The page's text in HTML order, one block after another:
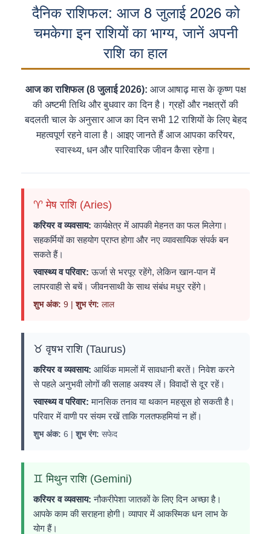
दैनिक राशिफल: आज 8 जुलाई 2026 को
चमकेगा इन राशियों का भाग्य, जानें अपनी
राशि का हाल
आज का राशिफल (8 जुलाई 2026): आज आषाढ़ मास के कृष्ण पक्ष
की अष्टमी तिथि और बुधवार का दिन है। ग्रहों और नक्षत्रों की
बदलती चाल के अनुसार आज का दिन सभी 12 राशियों के लिए बेहद
महत्वपूर्ण रहने वाला है। आइए जानते हैं आज आपका करियर,
स्वास्थ्य, धन और पारिवारिक जीवन कैसा रहेगा।
♈ मेष राशि (Aries)
करियर व व्यवसाय: कार्यक्षेत्र में आपकी मेहनत का फल मिलेगा।
सहकर्मियों का सहयोग प्राप्त होगा और नए व्यावसायिक संपर्क बन
सकते हैं।
स्वास्थ्य व परिवार: ऊर्जा से भरपूर रहेंगे, लेकिन खान-पान में
लापरवाही से बचें। जीवनसाथी के साथ संबंध मधुर रहेंगे।
शुभ अंक: 9 |शुभ रंग: लाल
♉ वृषभ राशि (Taurus)
करियर व व्यवसाय: आर्थिक मामलों में सावधानी बरतें। निवेश करने
से पहले अनुभवी लोगों की सलाह अवश्य लें। विवादों से दूर रहें।
स्वास्थ्य व परिवार: मानसिक तनाव या थकान महसूस हो सकती है।
परिवार में वाणी पर संयम रखें ताकि गलतफहमियां न हों।
शुभ अंक: 6 |शुभ रंग: सफेद
♊ मिथुन राशि (Gemini)
करियर व व्यवसाय: नौकरीपेशा जातकों के लिए दिन अच्छा है।
आपके काम की सराहना होगी। व्यापार में आकस्मिक धन लाभ के
योग हैं।